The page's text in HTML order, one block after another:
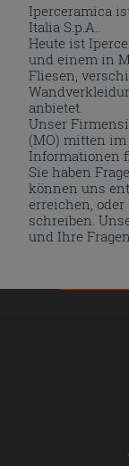
Iperceramica
Italia S.p.A..
Heute ist
und einem in
Fliesen,
anbietet.
Unser
(MO) mitten
Informationen
Sie haben
können uns
erreichen,
schreiben.
und Ihre